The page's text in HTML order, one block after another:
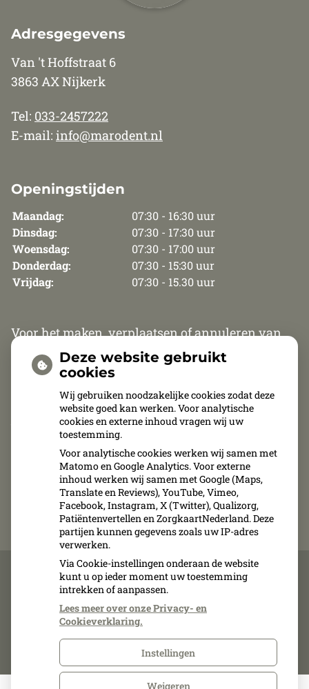
Adresgegevens
Van 't Hoffstraat 6
3863 AX Nijkerk
Tel: 033-2457222
E-mail: info@marodent.nl
Openingstijden
Maandag:
07:30 - 16:30 uur
Dinsdag:
07:30 - 17:30 uur
Woensdag:
07:30 - 17:00 uur
Donderdag:
07:30 - 15:30 uur
Vrijdag:
07:30 - 15.30 uur
Voor het maken, verplaatsen of annuleren van
een afspraak zijn wij van maandag t/m
donderdag telefonisch bereikbaar van 8.30 uur
tot 12.00 uur en van 13.30 tot 15.30 uur. Op vrijdag
zijn wij van 8.30 uur tot 11.00 uur telefonisch
bereikbaar.
Afspraken kunnen uitsluitend telefonisch
gemaakt, verplaatst of geannuleerd worden.
Inschrijven
Deze website gebruikt
cookies
Wij gebruiken noodzakelijke cookies zodat deze
website goed kan werken. Voor analytische
cookies en externe inhoud vragen wij uw
toestemming.
Voor analytische cookies werken wij samen met
Matomo en Google Analytics. Voor externe
inhoud werken wij samen met Google (Maps,
Translate en Reviews), YouTube, Vimeo,
Facebook, Instagram, X (Twitter), Qualizorg,
Patiëntenvertellen en ZorgkaartNederland. Deze
partijen kunnen gegevens zoals uw IP-adres
verwerken.
Via Cookie-instellingen onderaan de website
kunt u op ieder moment uw toestemming
intrekken of aanpassen.
Lees meer over onze Privacy- en
Cookieverklaring.
Instellingen
Weigeren